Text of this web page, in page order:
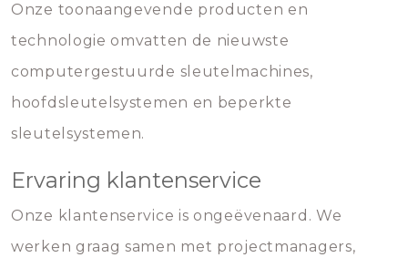
Onze toonaangevende producten en
technologie omvatten de nieuwste
computergestuurde sleutelmachines,
hoofdsleutelsystemen en beperkte
sleutelsystemen.
Ervaring klantenservice
Onze klantenservice is ongeëvenaard. We
werken graag samen met projectmanagers,